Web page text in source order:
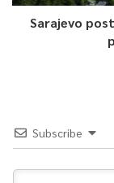
Sarajevo
Subscribe